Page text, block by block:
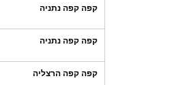
קפה קפה נתניה
קפה קפה נתניה
קפה קפה הרצליה